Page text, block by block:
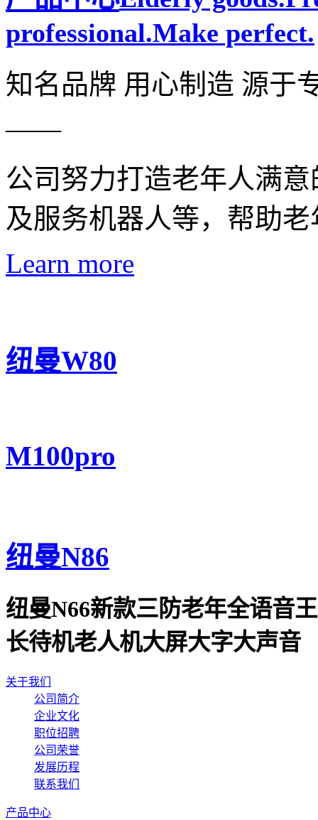
professional.Make perfect.
知名品牌 用心制造 源于
——
公司努力打造老年人满
及服务机器人等，帮助
Learn more
纽曼W80
M100pro
纽曼N86
纽曼N66新款三防老年全语音
长待机老人机大屏大字大声音
关于我们
公司简介
企业文化
职位招聘
公司荣誉
发展历程
联系我们
产品中心